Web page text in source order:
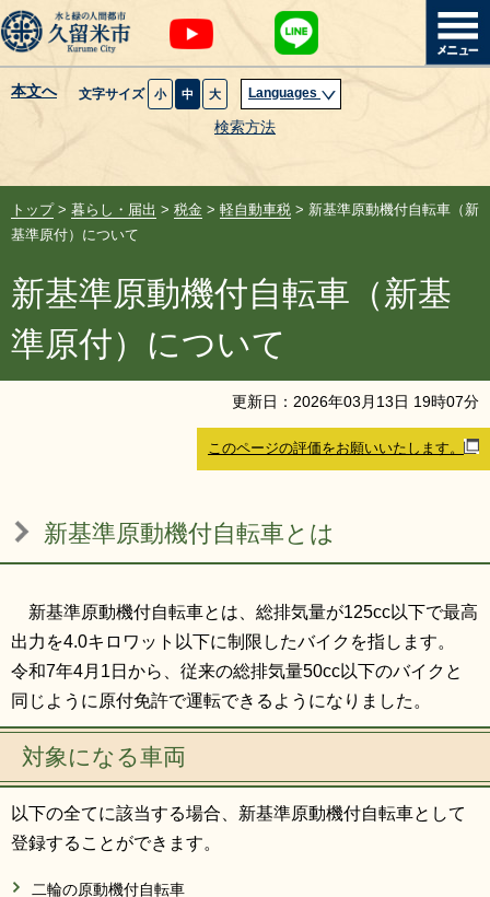
本文へ 文字サイズ 小 中 大 Languages
検索方法
暮らし・届出
健康・医療・福祉
観光魅力・イベント
創業・産業・ビジネス
組織から探す
RSS プライバシーポリシー
サイトについて
閉じる
トップ> 暮らし・届出 > 税金 > 軽自動車税 > 新基準原動機付自転車（新
基準原付）について
新基準原動機付自転車（新基
準原付）について
更新日： 2026年03 月 13日 19時07分
このページの評価をお願いいたします。
新基準原動機付自転車とは
新基準原動機付自転車とは、総排気量が125cc以下で最高
出力を4.0キロワット以下に制限したバイクを指します。
令和7年4月1日から、従来の総排気量50cc以下のバイクと
同じように原付免許で運転できるようになりました。
対象になる車両
以下の全てに該当する場合、新基準原動機付自転車として
登録することができます。
二輪の原動機付自転車